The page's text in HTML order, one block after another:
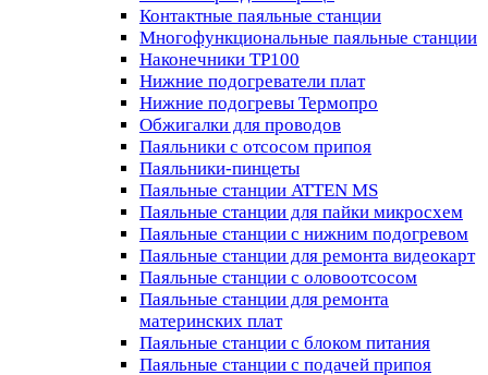
Контактные паяльные станции
Многофункциональные паяльные станции
Наконечники TP100
Нижние подогреватели плат
Нижние подогревы Термопро
Обжигалки для проводов
Паяльники с отсосом припоя
Паяльники-пинцеты
Паяльные станции ATTEN MS
Паяльные станции для пайки микросхем
Паяльные станции с нижним подогревом
Паяльные станции для ремонта видеокарт
Паяльные станции с оловоотсосом
Паяльные станции для ремонта
материнских плат
Паяльные станции с блоком питания
Паяльные станции с подачей припоя